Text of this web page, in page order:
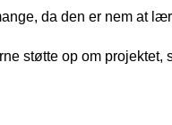
da den er nem at
støtte op om projektet,